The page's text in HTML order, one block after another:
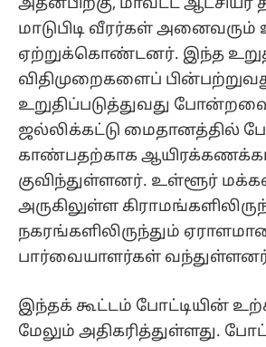
அதன்பிறகு, மாவட்ட
மாடுபிடி வீரர்கள் அனைவரும்
ஏற்றுக்கொண்டனர். இந்த
விதிமுறைகளைப்
உறுதிப்படுத்துவது
ஜல்லிக்கட்டு மைதானத்தில்
காண்பதற்காக
குவிந்துள்ளனர். உள்ளூர்
அருகிலுள்ள
நகரங்களிலிருந்தும்
பார்வையாளர்கள்
இந்தக் கூட்டம் போட்டியின்
மேலும் அதிகரித்துள்ளது.